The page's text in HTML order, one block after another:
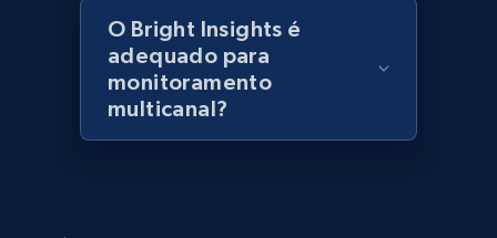
URL, Title, Rating, Reviews, Initial price, Final
price, Currency, Stock, and more.
992+ 165+
O Bright Insights é
adequado para
monitoramento
multicanal?